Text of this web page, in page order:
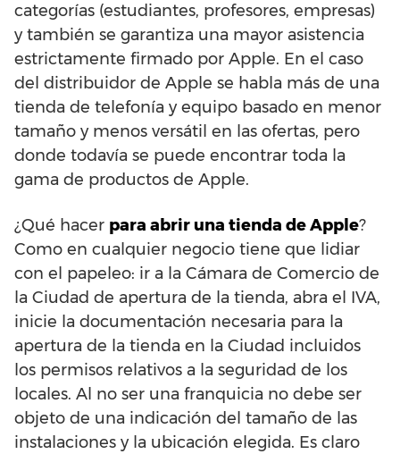
categorías (estudiantes, profesores, empresas)
y también se garantiza una mayor asistencia
estrictamente firmado por Apple. En el caso
del distribuidor de Apple se habla más de una
tienda de telefonía y equipo basado en menor
tamaño y menos versátil en las ofertas, pero
donde todavía se puede encontrar toda la
gama de productos de Apple.
¿Qué hacer para abrir una tienda de Apple?
Como en cualquier negocio tiene que lidiar
con el papeleo: ir a la Cámara de Comercio de
la Ciudad de apertura de la tienda, abra el IVA,
inicie la documentación necesaria para la
apertura de la tienda en la Ciudad incluidos
los permisos relativos a la seguridad de los
locales. Al no ser una franquicia no debe ser
objeto de una indicación del tamaño de las
instalaciones y la ubicación elegida. Es claro